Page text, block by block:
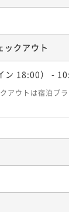
ックアウト
ン 18:00） -
アウトは宿泊プ